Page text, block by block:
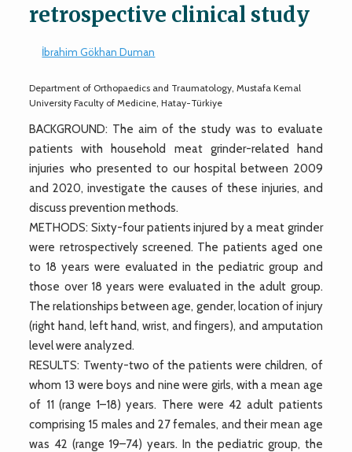
retrospective clinical study
İbrahim Gökhan Duman
Department of Orthopaedics and Traumatology, Mustafa Kemal
University Faculty of Medicine, Hatay-Türkiye
BACKGROUND: The aim of the study was to evaluate
patients with household meat grinder-related hand
injuries who presented to our hospital between 2009
and 2020, investigate the causes of these injuries, and
discuss prevention methods.
METHODS: Sixty-four patients injured by a meat grinder
were retrospectively screened. The patients aged one
to 18 years were evaluated in the pediatric group and
those over 18 years were evaluated in the adult group.
The relationships between age, gender, location of injury
(right hand, left hand, wrist, and fingers), and amputation
level were analyzed.
RESULTS: Twenty-two of the patients were children, of
whom 13 were boys and nine were girls, with a mean age
of 11 (range 1–18) years. There were 42 adult patients
comprising 15 males and 27 females, and their mean age
was 42 (range 19–74) years. In the pediatric group, the